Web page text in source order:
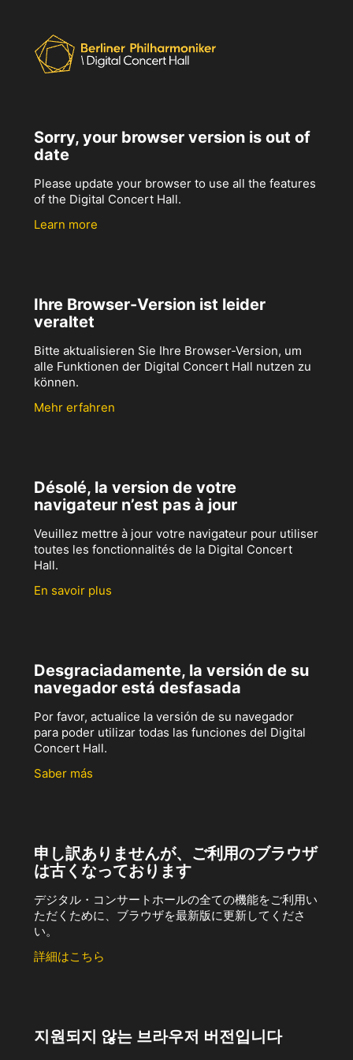
Sorry, your browser version is out of
date
Please update your browser to use all the features
of the Digital Concert Hall.
Learn more
Ihre Browser-Version ist leider
veraltet
Bitte aktualisieren Sie Ihre Browser-Version, um
alle Funktionen der Digital Concert Hall nutzen zu
können.
Mehr erfahren
Désolé, la version de votre
navigateur n’est pas à jour
Veuillez mettre à jour votre navigateur pour utiliser
toutes les fonctionnalités de la Digital Concert
Hall.
En savoir plus
Desgraciadamente, la versión de su
navegador está desfasada
Por favor, actualice la versión de su navegador
para poder utilizar todas las funciones del Digital
Concert Hall.
Saber más
申し訳ありませんが、ご利用のブラウザ
は古くなっております
デジタル・コンサートホールの全ての機能をご利用い
ただくために、ブラウザを最新版に更新してくださ
い。
詳細はこちら
지원되지 않는 브라우저 버전입니다